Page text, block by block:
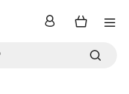
inloggen